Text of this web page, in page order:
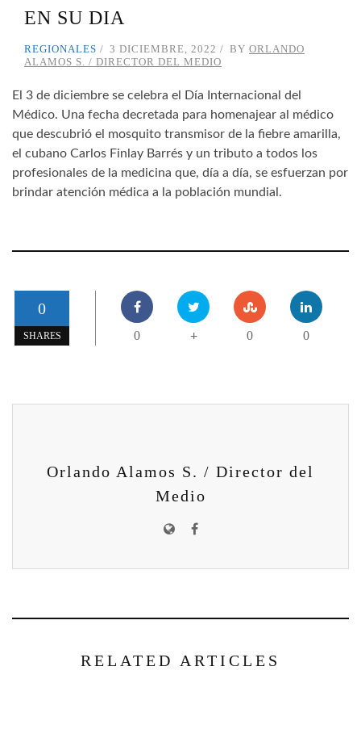
EN SU DIA
REGIONALES 3 DICIEMBRE, 2022 BY ORLANDO
ALAMOS S. / DIRECTOR DEL MEDIO
El 3 de diciembre se celebra el Día Internacional del
Médico. Una fecha decretada para homenajear al médico
que descubrió el mosquito transmisor de la fiebre amarilla,
el cubano Carlos Finlay Barrés y un tributo a todos los
profesionales de la medicina que, día a día, se esfuerzan por
brindar atención médica a la población mundial.
0
SHARES 0 + 0 0
Orlando Alamos S. / Director del
Medio
RELATED ARTICLES